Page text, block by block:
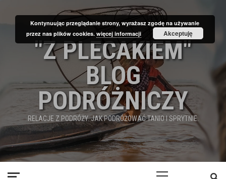
"Z PLECAKIEM"
BLOG
PODRÓŻNICZY
RELACJE Z PODRÓŻY. JAK PODRÓŻOWAĆ TANIO I SPRYTNIE.
Kontynuując przeglądanie strony, wyrażasz zgodę na używanie
przez nas plików cookies.więcej informacji Akceptuję